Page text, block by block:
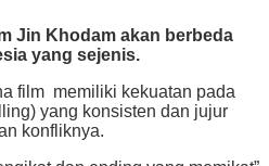
Jin Khodam akan berbeda
yang sejenis.
film memiliki kekuatan pada
yang konsisten dan jujur
konfliknya.